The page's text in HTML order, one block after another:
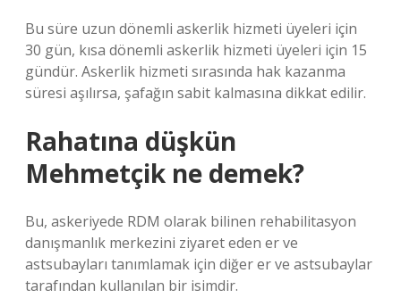
Bu süre uzun dönemli askerlik hizmeti üyeleri için
30 gün, kısa dönemli askerlik hizmeti üyeleri için 15
gündür. Askerlik hizmeti sırasında hak kazanma
süresi aşılırsa, şafağın sabit kalmasına dikkat edilir.
Rahatına düşkün
Mehmetçik ne demek?
Bu, askeriyede RDM olarak bilinen rehabilitasyon
danışmanlık merkezini ziyaret eden er ve
astsubayları tanımlamak için diğer er ve astsubaylar
tarafından kullanılan bir isimdir.